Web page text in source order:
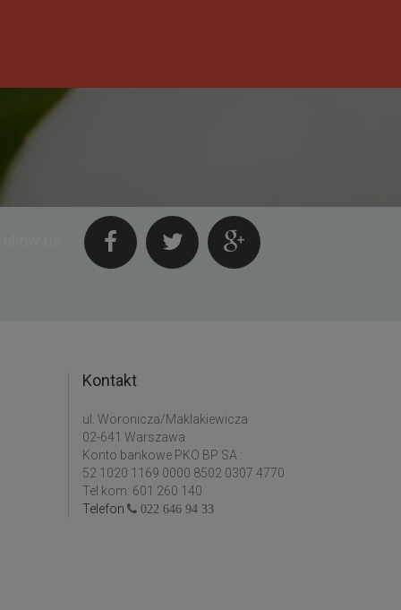
Kontakt
ul. Woronicza/Maklakiewicza
02-641 Warszawa
Konto bankowe PKO BP SA :
52 1020 1169 0000 8502 0307 4770
Tel kom: 601 260 140
Telefon
022 646 94 33